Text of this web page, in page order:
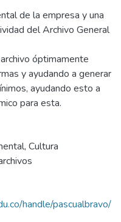
de la empresa y una
del Archivo General
óptimamente
y ayudando a generar
ayudando esto a
para esta.
, Cultura
handle/pascualbravo/